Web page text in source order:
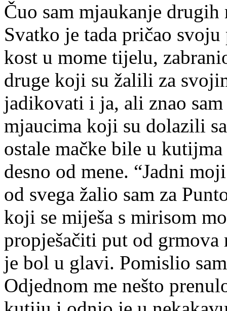
Čuo sam mjaukanje
Svatko je tada pričao
kost u mome tijelu,
druge koji su žalili za
jadikovati i ja, ali znao
mjaucima koji su dolazili
ostale mačke bile u
desno od mene. “Jadni
od svega žalio sam za
koji se miješa s mirisom
propješačiti put od
je bol u glavi. Pomislio
Odjednom me nešto